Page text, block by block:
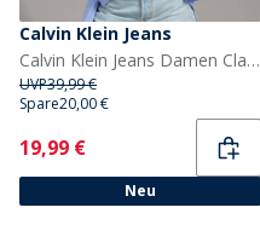
Calvin Klein Jeans
Calvin Klein Jeans Damen Classic Logo T Shirt Bright White
UVP39,99 €
Spare20,00 €
Current
19,99 €
Neu